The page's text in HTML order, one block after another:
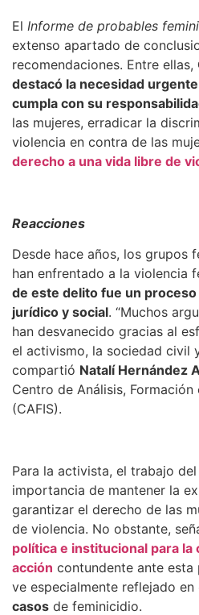
El Informe de probables
extenso apartado de
recomendaciones. Entre ellas,
destacó la necesidad
cumpla con su
las mujeres, erradicar la
violencia en contra de las
derecho a una vida libre de
Reacciones
Desde hace años, los grupos
han enfrentado a la violencia
de este delito fue un
jurídico y social. “Muchos
han desvanecido gracias al
el activismo, la sociedad civil
compartió Natalí Hernández
Centro de Análisis, Formación
(CAFIS).
Para la activista, el trabajo del
importancia de mantener la
garantizar el derecho de las
de violencia. No obstante,
política e institucional para la
acción contundente ante
ve especialmente reflejado en
casos de feminicidio.